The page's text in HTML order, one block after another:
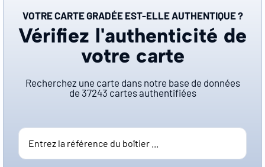
VOTRE CARTE GRADÉE EST-ELLE AUTHENTIQUE ?
Vérifiez l'authenticité de
votre carte
Recherchez une carte dans notre base de données
de 37243 cartes authentifiées